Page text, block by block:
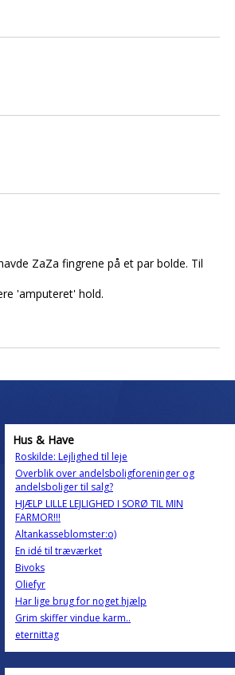
ZaZa fingrene på et par bolde. Til
'amputeret' hold.
Hus & Have
Roskilde: Lejlighed til leje
Overblik over andelsboligforeninger og
andelsboliger til salg?
HJÆLP LILLE LEJLIGHED I SORØ TIL MIN
FARMOR!!!
Altankasseblomster:o)
En idé til træværket
Bivoks
Oliefyr
Har lige brug for noget hjælp
Grim skiffer vindue karm..
eternittag